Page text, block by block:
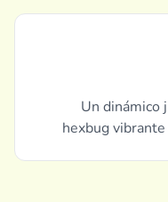
Un dinámico
hexbug